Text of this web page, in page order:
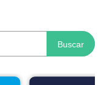
Buscar